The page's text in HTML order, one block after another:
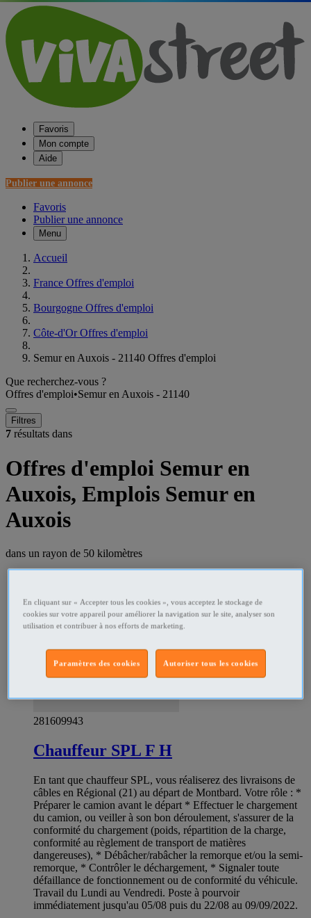
Favoris
Mon compte
Aide
Publier une annonce
Favoris
Publier une annonce
Menu
Accueil
France Offres d'emploi
Bourgogne Offres d'emploi
Côte-d'Or Offres d'emploi
Semur en Auxois - 21140 Offres d'emploi
Que recherchez-vous ?
Offres d'emploi•Semur en Auxois - 21140
Filtres
7 résultats dans
Offres d'emploi Semur en
Auxois, Emplois Semur en
Auxois
dans un rayon de 50 kilomètres
281609943
Chauffeur SPL F H
En tant que chauffeur SPL, vous réaliserez des livraisons de
câbles en Régional (21) au départ de Montbard. Votre rôle : *
Préparer le camion avant le départ * Effectuer le chargement
du camion, ou veiller à son bon déroulement, s'assurer de la
conformité du chargement (poids, répartition de la charge,
conformité au règlement de transport de matières
dangereuses), * Débâcher/rabâcher la remorque et/ou la semi-
remorque, * Contrôler le déchargement, * Signaler toute
défaillance de fonctionnement ou de conformité du véhicule.
Travail du Lundi au Vendredi. Poste à pourvoir
immédiatement jusqu'au 05/08 puis du 22/08 au 09/09/2022.
En cliquant sur « Accepter tous les cookies », vous acceptez le stockage de
cookies sur votre appareil pour améliorer la navigation sur le site, analyser son
utilisation et contribuer à nos efforts de marketing.
Autoriser tous les cookies
Paramètres des cookies